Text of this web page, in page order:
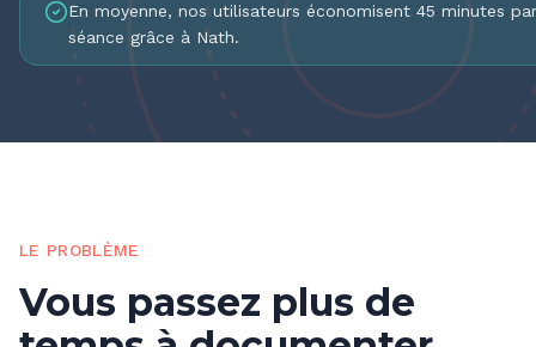
En moyenne, nos utilisateurs économisent 45 minutes par
séance grâce à Nath.
LE PROBLÈME
Vous passez plus de